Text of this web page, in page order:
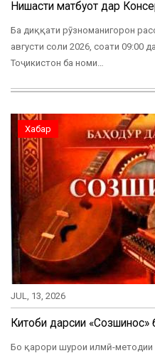
Нишасти матбуотӣ дар
Ба диққати рӯзноманигорон
августи соли 2026, соати 09:00
Тоҷикистон ба номи…
Хабар
JUL, 13, 2026
Китоби дарсии
Бо қарори шурои илмӣ-методии